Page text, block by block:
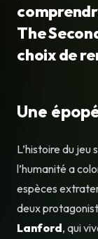
The
choix de
Une
L’histoire du jeu
l’humanité a
espèces
deux
Lanford, qui